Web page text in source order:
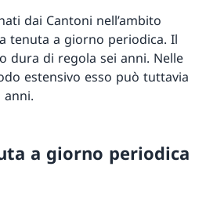
dai Cantoni nell’ambito
tenuta a giorno periodica. Il
dura di regola sei anni. Nelle
estensivo esso può tuttavia
anni.
a giorno periodica